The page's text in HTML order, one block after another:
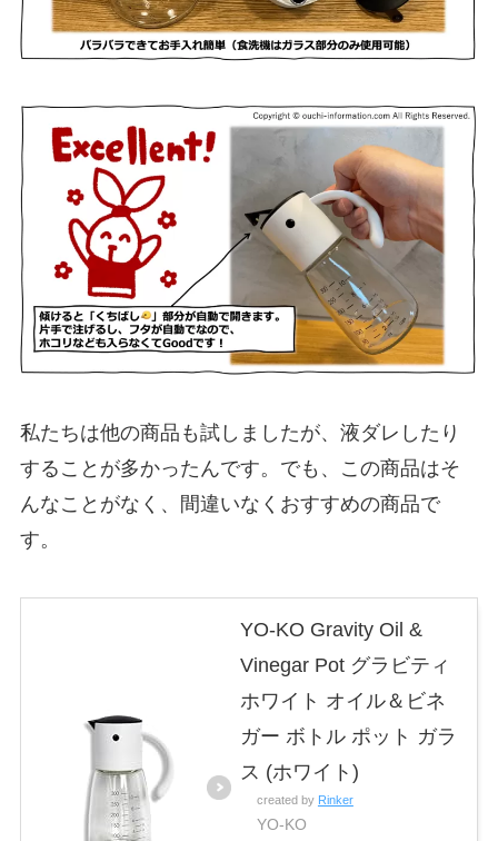
私たちは他の商品も試しましたが、液ダレしたり
することが多かったんです。でも、この商品はそ
んなことがなく、間違いなくおすすめの商品で
す。
YO-KO Gravity Oil &
Vinegar Pot グラビティ
ホワイト オイル＆ビネ
ガー ボトル ポット ガラ
ス (ホワイト)
created by Rinker
YO-KO